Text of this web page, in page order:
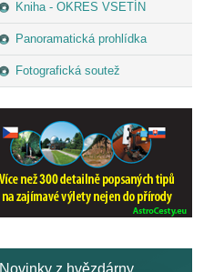
Kniha - OKRES VSETÍN
Panoramatická prohlídka
Fotografická soutež
Novinky z hvězdárny